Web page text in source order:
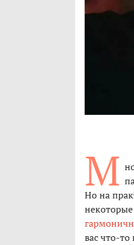
М
Но на
вас что-то